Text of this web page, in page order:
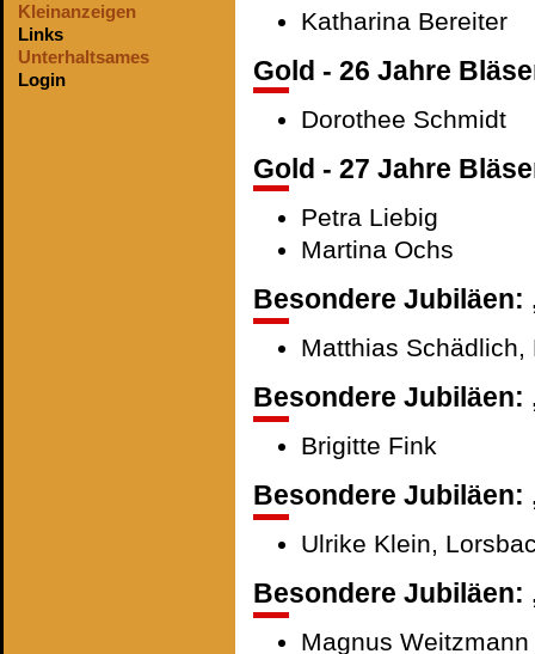
Kleinanzeigen
Links
Unterhaltsames
Login
Katharina Bereiter
Gold - 26 Jahre
Dorothee Schmidt
Gold - 27 Jahre
Petra Liebig
Martina Ochs
Besondere Jubiläen:
Matthias
Besondere Jubiläen:
Brigitte Fink
Besondere Jubiläen:
Ulrike Klein,
Besondere Jubiläen:
Magnus Weitzmann